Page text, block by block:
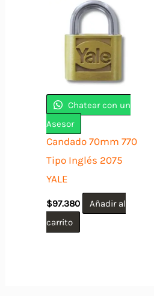
Chatear con un
Asesor
Candado 70mm 770
Tipo Inglés 2075
YALE
$97.380
Añadir al
carrito